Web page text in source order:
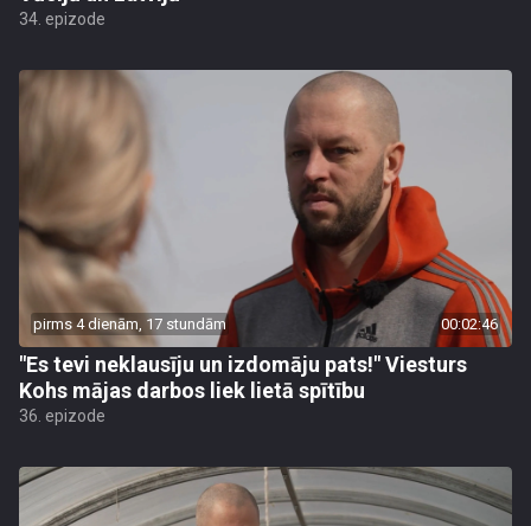
34. epizode
pirms 4 dienām, 17 stundām 00:02:46
"Es tevi neklausīju un izdomāju pats!" Viesturs
Kohs mājas darbos liek lietā spītību
36. epizode